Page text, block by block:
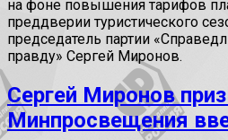
на фоне повышения тарифов
преддверии туристического
председатель партии
правду» Сергей Миронов.
Сергей Миронов
Минпросвещения